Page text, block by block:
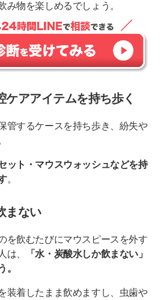
み物を楽しめるでしょう。
ケアアイテムを持ち歩く
管するケースを持ち歩き、紛失や
ット・マウスウォッシュなどを持
。
まない
を飲むたびにマウスピースを外す
は、
「水・炭酸水しか飲まない」
。
装着したまま飲めますし、虫歯や